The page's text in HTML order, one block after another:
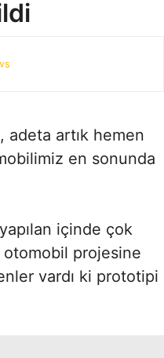
adeta artık hemen
en sonunda
içinde çok
projesine
vardı ki prototipi